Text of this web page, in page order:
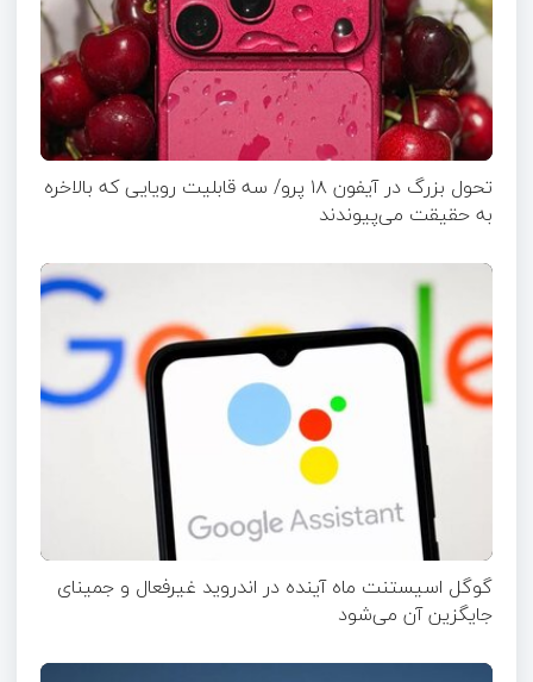
تحول بزرگ در آیفون ۱۸ پرو/ سه قابلیت رویایی که بالاخره
به حقیقت می‌پیوندند
گوگل اسیستنت ماه آینده در اندروید غیرفعال و جمینای
جایگزین آن می‌شود